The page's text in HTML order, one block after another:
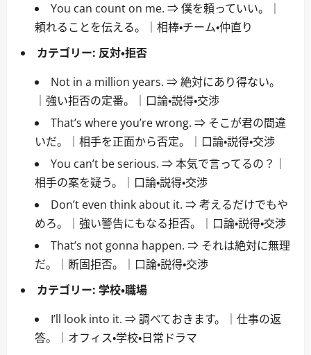
You can count on me. ⇒ 僕を頼っていい。｜
頼れることを伝える。｜相棒・チーム・仲直り
カテゴリー: 反対・拒否
Not in a million years. ⇒ 絶対にあり得ない。
｜強い拒否の定番。｜口論・説得・交渉
That’s where you’re wrong. ⇒ そこが君の間違
いだ。｜相手を正面から否定。｜口論・説得・交渉
You can’t be serious. ⇒ 本気で言ってるの？｜
相手の案を疑う。｜口論・説得・交渉
Don’t even think about it. ⇒ 考えるだけでもや
めろ。｜強い警告にもなる拒否。｜口論・説得・交渉
That’s not gonna happen. ⇒ それは絶対に無理
だ。｜断固拒否。｜口論・説得・交渉
カテゴリー: 学校・職場
I’ll look into it. ⇒ 調べておきます。｜仕事の返
答。｜オフィス・学校・日常ドラマ